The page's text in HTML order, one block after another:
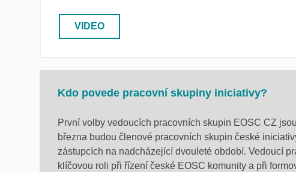
VIDEO
Kdo povede pracovní skupiny iniciativy?
První volby vedoucích pracovních skupin EOSC CZ
března budou členové pracovních skupin české
zástupcích na nadcházející dvouleté období. Vedoucí
klíčovou roli při řízení české EOSC komunity a při